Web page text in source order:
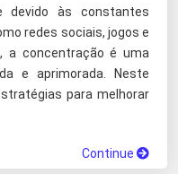
devido às constantes
redes sociais, jogos e
a concentração é uma
e aprimorada. Neste
para melhorar
Continue